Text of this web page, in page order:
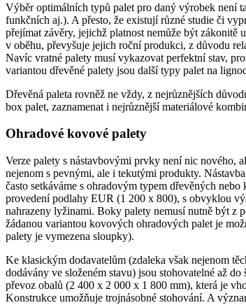
Výběr optimálních typů palet pro daný výrobek není
funkčních aj.). A přesto, že existují různé studie či
přejímat závěry, jejichž platnost nemůže být zákonitě
v oběhu, převyšuje jejich roční produkci, z důvodu
Navíc vratné palety musí vykazovat perfektní stav,
variantou dřevěné palety jsou další typy palet na
Dřevěná paleta rovněž ne vždy, z nejrůznějších
box palet, zaznamenat i nejrůznější materiálové
Ohradové kovové palety
Verze palety s nástavbovými prvky není nic nového,
nejenom s pevnými, ale i tekutými produkty.
často setkáváme s ohradovým typem dřevěných
provedení podlahy EUR (1 200 x 800), s obvyklou
nahrazeny lyžinami. Boky palety nemusí nutně být z
žádanou variantou kovových ohradových palet je
palety je vymezena sloupky).
Ke klasickým dodavatelům (zdaleka však nejenom
dodávány ve složeném stavu) jsou stohovatelné až
převoz obalů (2 400 x 2 000 x 1 800 mm), která je
Konstrukce umožňuje trojnásobné stohování. A